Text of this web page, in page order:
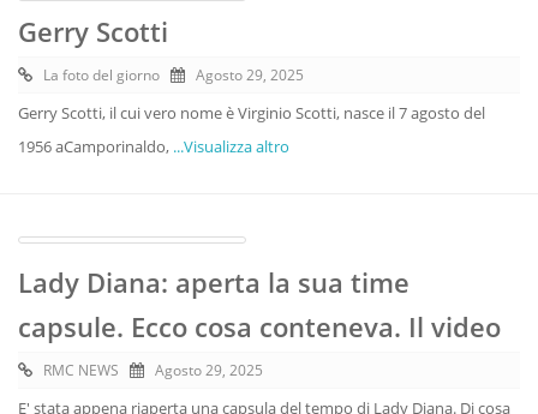
Gerry Scotti
La foto del giorno Agosto 29, 2025
Gerry Scotti, il cui vero nome è Virginio Scotti, nasce il 7 agosto del
1956 aCamporinaldo, ...Visualizza altro
Lady Diana: aperta la sua time
capsule. Ecco cosa conteneva. Il video
RMC NEWS Agosto 29, 2025
E' stata appena riaperta una capsula del tempo di Lady Diana. Di cosa